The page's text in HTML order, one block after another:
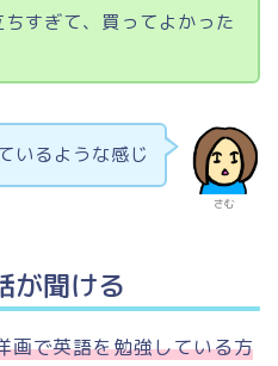
すぎて、買ってよかった
さむ
いるような感じ
が聞ける
で英語を勉強している方